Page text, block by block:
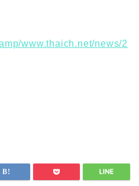
www.thaich.net/news/2